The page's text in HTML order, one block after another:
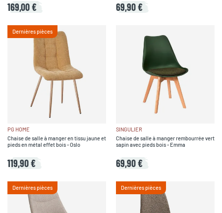
169,00 € 69,90 €
Dernières pièces
PG HOME
Chaise de salle à manger en tissu jaune et
pieds en métal effet bois - Oslo
119,90 €
SINGULIER
Chaise de salle à manger rembourrée vert
sapin avec pieds bois - Emma
69,90 €
Dernières pièces Dernières pièces